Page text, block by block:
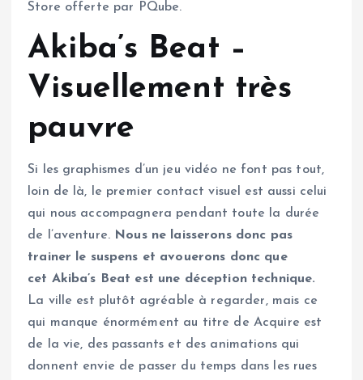
Store offerte par PQube.
Akiba’s Beat –
Visuellement très
pauvre
Si les graphismes d’un jeu vidéo ne font pas tout,
loin de là, le premier contact visuel est aussi celui
qui nous accompagnera pendant toute la durée
de l’aventure. Nous ne laisserons donc pas
trainer le suspens et avouerons donc que
cet Akiba’s Beat est une déception technique.
La ville est plutôt agréable à regarder, mais ce
qui manque énormément au titre de Acquire est
de la vie, des passants et des animations qui
donnent envie de passer du temps dans les rues